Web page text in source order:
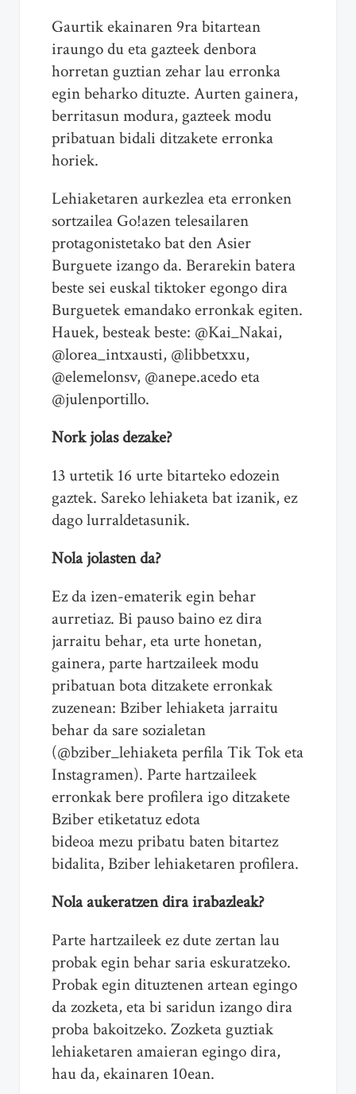
Gaurtik ekainaren 9ra bitartean
iraungo du eta gazteek denbora
horretan guztian zehar lau erronka
egin beharko dituzte. Aurten gainera,
berritasun modura, gazteek modu
pribatuan bidali ditzakete erronka
horiek.
Lehiaketaren aurkezlea eta erronken
sortzailea Go!azen telesailaren
protagonistetako bat den Asier
Burguete izango da. Berarekin batera
beste sei euskal tiktoker egongo dira
Burguetek emandako erronkak egiten.
Hauek, besteak beste: @Kai_Nakai,
@lorea_intxausti, @libbetxxu,
@elemelonsv, @anepe.acedo eta
@julenportillo.
Nork jolas dezake?
13 urtetik 16 urte bitarteko edozein
gaztek. Sareko lehiaketa bat izanik, ez
dago lurraldetasunik.
Nola jolasten da?
Ez da izen-ematerik egin behar
aurretiaz. Bi pauso baino ez dira
jarraitu behar, eta urte honetan,
gainera, parte hartzaileek modu
pribatuan bota ditzakete erronkak
zuzenean: Bziber lehiaketa jarraitu
behar da sare sozialetan
(@bziber_lehiaketa perfila Tik Tok eta
Instagramen). Parte hartzaileek
erronkak bere profilera igo ditzakete
Bziber etiketatuz edota
bideoa mezu pribatu baten bitartez
bidalita, Bziber lehiaketaren profilera.
Nola aukeratzen dira irabazleak?
Parte hartzaileek ez dute zertan lau
probak egin behar saria eskuratzeko.
Probak egin dituztenen artean egingo
da zozketa, eta bi saridun izango dira
proba bakoitzeko. Zozketa guztiak
lehiaketaren amaieran egingo dira,
hau da, ekainaren 10ean.